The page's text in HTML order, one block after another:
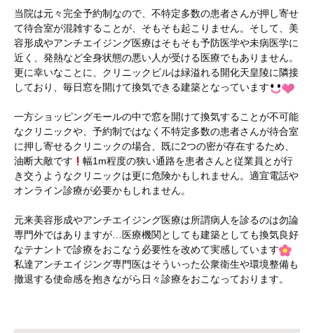
当院は元々完全予約制なので、不特定多数の患者さんが押し寄せ
て待合室が混雑することが、そもそも起こりません。そして、美
容形成やアンチエイジング医療はそもそも予防医学や未病医学に
近く、発熱など全身状態の悪い人が受ける医療でもありません。
更に幸いなことに、クリニックビルは緑溢れる開化天皇陵に隣接
しており、毎日窓を開けて換気できる建築となっています
一方ショッピングモールの中で窓を開けて換気することが不可能
なクリニックや、予約制ではなく不特定多数の患者さんが待合室
に押し寄せるクリニックの場合、既に2つの密が存在するため、
油断大敵です
幅1m程度の狭い通路を患者さんと従業員とが行
き交うようなクリニックは更に危険かもしれません。適宜電話や
オンライン診療が必要かもしれません。
元来美容形成やアンチエイジング医療は所謂病人を診るのは勿論
専門外ではありますが…医療機関としても建築としても換気良好
なテナントで診療をおこなう必要性を改めて実感しています
私達アンチエイジング専門医はそういった公衆衛生や環境整備も
撤退する使命感を抱きながら日々診療をおこなっております。